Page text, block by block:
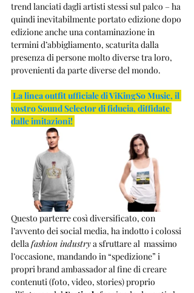
trend lanciati dagli artisti stessi sul palco – ha
quindi inevitabilmente portato edizione dopo
edizione anche una contaminazione in
termini d’abbigliamento, scaturita dalla
presenza di persone molto diverse tra loro,
provenienti da parte diverse del mondo.
La linea outfit ufficiale di ViKingSo Music, il
vostro Sound Selector di fiducia, diffidate
dalle imitazioni!
Questo parterre così diversificato, con
l’avvento dei social media, ha indotto i colossi
della fashion industry a sfruttare al  massimo
l’occasione, mandando in “spedizione” i
propri brand ambassador al fine di creare
contenuti (foto, video, stories) proprio